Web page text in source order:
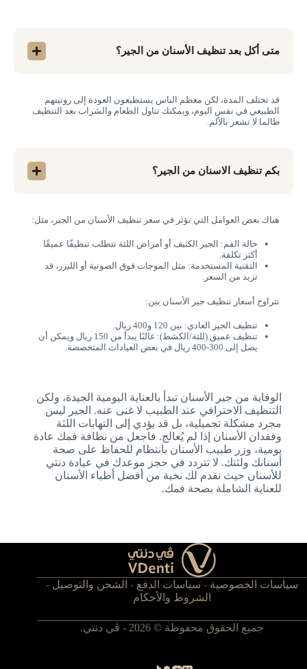
متى أكل بعد تنظيف الأسنان من الجير؟
قد تختلف المدة، لكن معظم الناس يستطيعون العودة إلى روتينهم
الطبيعي في نفس اليوم، ويمكنك تناول الطعام والشراب بعد التنظيف
طالما لا تشعر بالألم.
بكم تنظيف الاسنان من الجير؟
هناك بعض العوامل التي تؤثر في سعر تنظيف الأسنان من الجير، مثل:
حالة الفم: الجير الكثيف أو أمراض اللثة تتطلب تنظيفًا عميقًا
أكثر تكلفة.
التقنية المستخدمة: مثل الموجات فوق الصوتية أو الليزر، قد
تزيد من السعر.
تتراوح أسعار تنظيف جير الأسنان بين:
تنظيف الجير العادي: بين 120 و400 ريال.
تنظيف عميق (للثة/الكشط): غالبًا يبدأ من 150 ريال ويمكن أن
يصل إلى 300‑400 ريال في بعض العيادات المتخصصة.
الوقاية من جير الأسنان تبدأ بالعناية اليومية الجيدة، ولكن
التنظيف الاحترافي عند الطبيب لا غنى عنه. الجير ليس
مجرد مشكلة تجميلية، بل قد يؤدي إلى التهابات اللثة
وفقدان الأسنان إذا لم يُعالج. فاجعل من نظافة فمك عادة
يومية، وزر طبيب الأسنان بانتظام للحفاظ على صحة
أسنانك ولثتك. لا تتردد في حجز موعدك في عيادة دنتي
للأسنان حيث نقدم لك نخبة من أفضل أطباء الأسنان
للعناية الشاملة بصحة فمك.
سياسات الخصوصية - سياسات الدفع - الشحن والتوصيل -
الشروط والأحكام
جميع الحقوق محفوظة © 2026 - ڤي دنتي.